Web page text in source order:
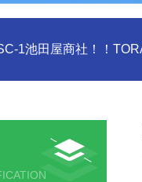
1池田屋商社！！